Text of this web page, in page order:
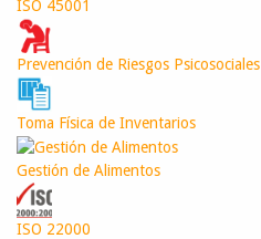
ISO 45001
Prevención de Riesgos Psicosociales
Toma Física de Inventarios
Gestión de Alimentos
ISO 22000